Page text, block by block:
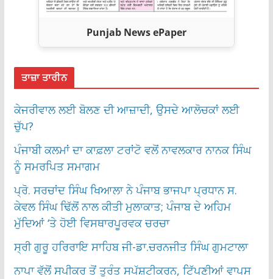
Punjab News ePaper
ਤਾਜ਼ਾ ਤਾਰੀਨ
ਕੇਜਰੀਵਾਲ ਲਈ ਬੋਲਣ ਦੀ ਆਜ਼ਾਦੀ, ਉਸਦੇ ਆਲੋਚਕਾਂ ਲਈ
ਚੁੱਪ?
ਪੰਜਾਬੀ ਕਲਮਾਂ ਦਾ ਕਾਫ਼ਲਾ ਟਰਾਂਟੋ ਵਲੋਂ ਨਾਵਲਕਾਰ ਨਾਨਕ ਸਿੰਘ
ਨੂੰ ਸਮਰਪਿਤ ਸਮਾਗਮ
ਪ੍ਰੋ. ਸਰਚਾਂਦ ਸਿੰਘ ਖਿਆਲਾ ਨੇ ਪੰਜਾਬ ਭਾਜਪਾ ਪ੍ਰਧਾਨ ਸ.
ਕੇਵਲ ਸਿੰਘ ਢਿੱਲੋਂ ਨਾਲ ਕੀਤੀ ਮੁਲਾਕਾਤ; ਪੰਜਾਬ ਦੇ ਅਹਿਮ
ਮੁੱਦਿਆਂ ‘ਤੇ ਹੋਈ ਵਿਸਥਾਰਪੂਰਵਕ ਚਰਚਾ
ਸ੍ਰੀ ਗੁਰੂ ਹਰਿਰਾਇ ਸਾਹਿਬ ਜੀ-ਡਾ.ਚਰਨਜੀਤ ਸਿੰਘ ਗੁਮਟਾਲਾ
ਨਾਪਾ ਵੱਲੋਂ ਸਪੀਕਰ ਤੋਂ ਤੁਰੰਤ ਸਪੱਸ਼ਟੀਕਰਨ, ਟਿੱਪਣੀਆਂ ਵਾਪਸ